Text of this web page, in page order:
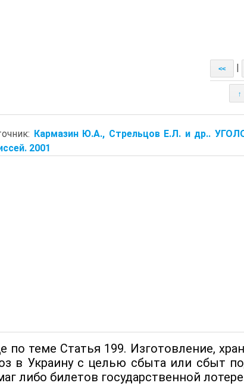
<<
↑
Кармазин Ю.А., Стрельцов Е.Л. и др..
2001
по теме Статья 199. Изготовление,
в Украину с целью сбыта или сбыт
либо билетов государственной